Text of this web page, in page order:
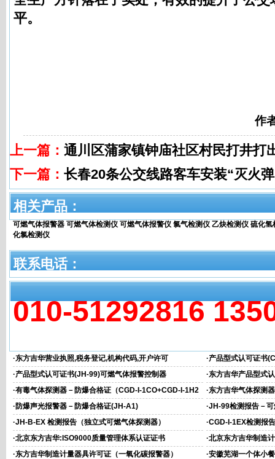
平。
作
上一篇： 通川区蒲家镇钟庙社区村民打井打
下一篇： 长春20条公交线路客车安装“灭火
相关产品：
可燃气体报警器 可燃气体检测仪 可燃气体报警仪 氯气检测仪 乙炔检测仪 硫化氢
化氯检测仪
联系电话：
010-51292816
·东方吉华营业执照,税务登记,机构代码,开户许可 ·产品型式认可证书
·产品型式认可证书(JH-99)可燃气体报警控制器 ·东方吉华产品型式
器)
·有毒气体探测器－防爆合格证（CGD-I-1CO+CGD-I-1H2
S）
·东方吉华气体探测
· 防爆声光报警器－防爆合格证(JH-A1) ·JH-99检测报告－
·JH-B-EX 检测报告（独立式可燃气体探测器） ·CGD-I-1EX检测报
心）
·北京东方吉华:ISO9000质量管理体系认证证书 ·北京东方吉华制造
·东方吉华制造计量器具许可证（一氧化碳报警器） ·安徽芜湖一个体小